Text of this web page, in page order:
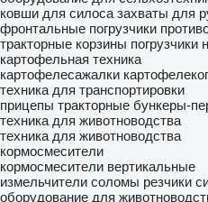
ковши для силоса захваты для
фронтальные погрузчики
тракторные корзины погрузчики
картофельная техника
картофелесажалки
техника для транспортировки
прицепы тракторные бункеры-
техника для животноводства
техника для животноводства
кормосмесители
кормосмесители вертикальные
измельчители соломы резчики
оборудование для